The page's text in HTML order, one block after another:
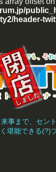
header-
事まで、セン
堪能できる(?)